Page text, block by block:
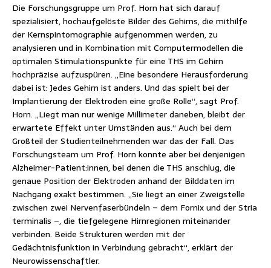
Die Forschungsgruppe um Prof. Horn hat sich darauf
spezialisiert, hochaufgelöste Bilder des Gehirns, die mithilfe
der Kernspintomographie aufgenommen werden, zu
analysieren und in Kombination mit Computermodellen die
optimalen Stimulationspunkte für eine THS im Gehirn
hochpräzise aufzuspüren. „Eine besondere Herausforderung
dabei ist: Jedes Gehirn ist anders. Und das spielt bei der
Implantierung der Elektroden eine große Rolle“, sagt Prof.
Horn. „Liegt man nur wenige Millimeter daneben, bleibt der
erwartete Effekt unter Umständen aus.“ Auch bei dem
Großteil der Studienteilnehmenden war das der Fall. Das
Forschungsteam um Prof. Horn konnte aber bei denjenigen
Alzheimer-Patient:innen, bei denen die THS anschlug, die
genaue Position der Elektroden anhand der Bilddaten im
Nachgang exakt bestimmen. „Sie liegt an einer Zweigstelle
zwischen zwei Nervenfaserbündeln – dem Fornix und der Stria
terminalis –, die tiefgelegene Hirnregionen miteinander
verbinden. Beide Strukturen werden mit der
Gedächtnisfunktion in Verbindung gebracht“, erklärt der
Neurowissenschaftler.